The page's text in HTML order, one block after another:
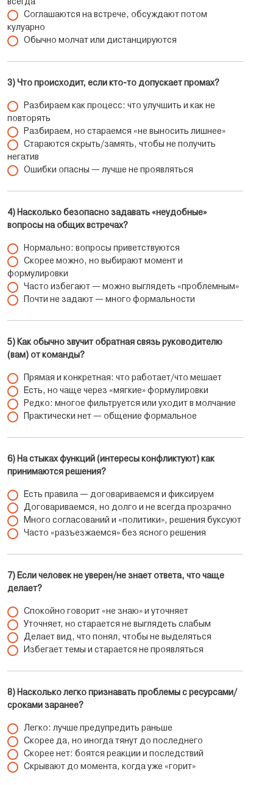
Соглашаются на встрече, обсуждают потом
кулуарно
Обычно молчат или дистанцируются
3) Что происходит, если кто-то допускает промах?
Разбираем как процесс: что улучшить и как не
повторять
Разбираем, но стараемся «не выносить лишнее»
Стараются скрыть/замять, чтобы не получить
негатив
Ошибки опасны — лучше не проявляться
4) Насколько безопасно задавать «неудобные»
вопросы на общих встречах?
Нормально: вопросы приветствуются
Скорее можно, но выбирают момент и
формулировки
Часто избегают — можно выглядеть «проблемным»
Почти не задают — много формальности
5) Как обычно звучит обратная связь руководителю
(вам) от команды?
Прямая и конкретная: что работает/что мешает
Есть, но чаще через «мягкие» формулировки
Редко: многое фильтруется или уходит в молчание
Практически нет — общение формальное
6) На стыках функций (интересы конфликтуют) как
принимаются решения?
Есть правила — договариваемся и фиксируем
Договариваемся, но долго и не всегда прозрачно
Много согласований и «политики», решения буксуют
Часто «разъезжаемся» без ясного решения
7) Если человек не уверен/не знает ответа, что чаще
делает?
Спокойно говорит «не знаю» и уточняет
Уточняет, но старается не выглядеть слабым
Делает вид, что понял, чтобы не выделяться
Избегает темы и старается не проявляться
8) Насколько легко признавать проблемы с ресурсами/
сроками заранее?
Легко: лучше предупредить раньше
Скорее да, но иногда тянут до последнего
Скорее нет: боятся реакции и последствий
Скрывают до момента, когда уже «горит»